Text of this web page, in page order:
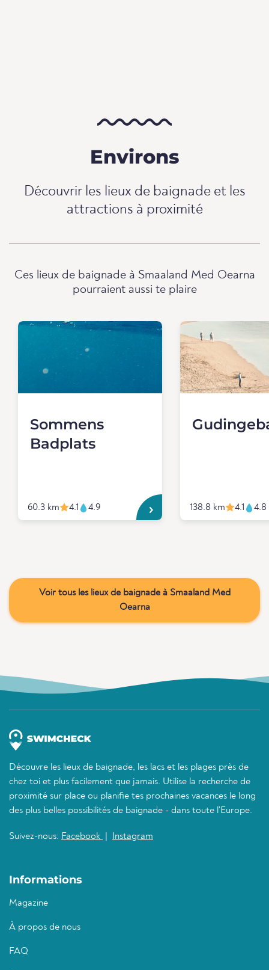
Environs
Découvrir les lieux de baignade et les
attractions à proximité
Ces lieux de baignade à Smaaland Med Oearna
pourraient aussi te plaire
Sommens
Badplats
60.3 km 4.1 4.9 138.8 km 4.1 4.8
Voir tous les lieux de baignade à Smaaland Med
Oearna
Découvre les lieux de baignade, les lacs et les plages près de
chez toi et plus facilement que jamais. Utilise la recherche de
proximité sur place ou planifie tes prochaines vacances le long
des plus belles possibilités de baignade - dans toute l'Europe.
Suivez-nous: Facebook Instagram
Informations
Magazine
À propos de nous
FAQ